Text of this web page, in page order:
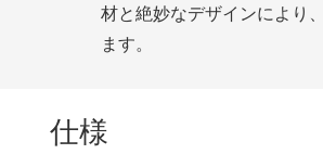
材と絶妙なデザインにより
ます。
仕様